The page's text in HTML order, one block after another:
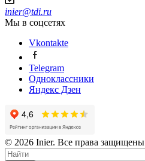
inier@tdi.ru
Мы в соцсетях
Vkontakte
Telegram
Одноклассники
Яндекс Дзен
© 2026 Inier. Все права защищены